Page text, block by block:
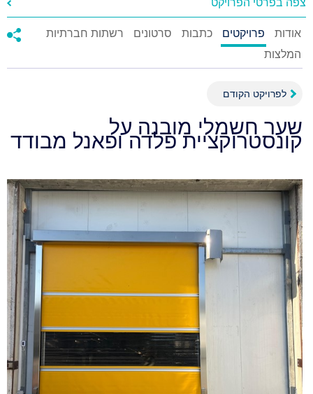
צפה בפרטי הפרויקט
אודות פרויקטים כתבות סרטונים
רשתות חברתיות
המלצות
לפרויקט הקודם
שער חשמלי מובנה על
קונסטרוקציית פלדה ופאנל מבודד